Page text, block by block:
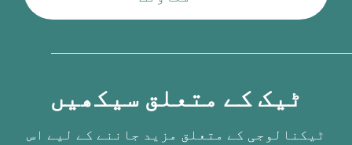
ٹیک کے متعلق سیکھیں
ٹیکنالوجی کے متعلق مزید جاننے کے لیے اس